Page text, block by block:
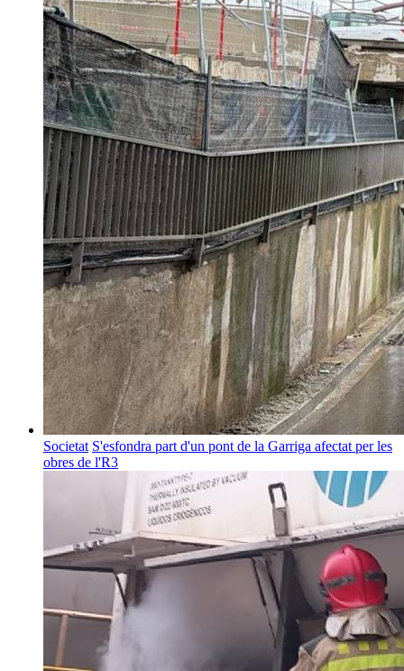
Societat S'esfondra part d'un pont de la Garriga afectat per les
obres de l'R3